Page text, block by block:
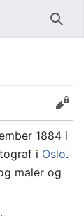
Søk
Rediger
1884 i
i Oslo.
maler og